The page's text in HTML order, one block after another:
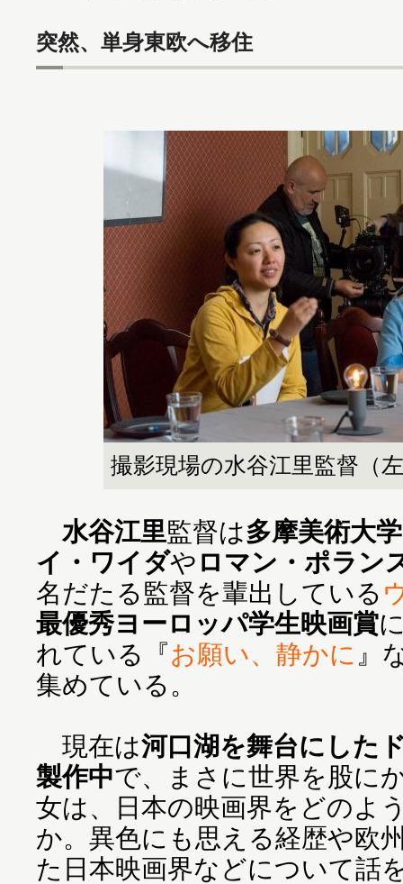
突然、単身東欧へ移住
撮影現場の水谷江里監督（
水谷江里監督は多摩美術大学
イ・ワイダや ロマン・ポラン
名だたる監督を輩出している
最優秀ヨーロッパ学生映画賞
れている『お願い、静かに 』
集めている。
現在は河口湖を舞台にした
製作中で、まさに世界を股に
女は、日本の映画界をどのよ
か。異色にも思える経歴や欧
た日本映画界などについて話